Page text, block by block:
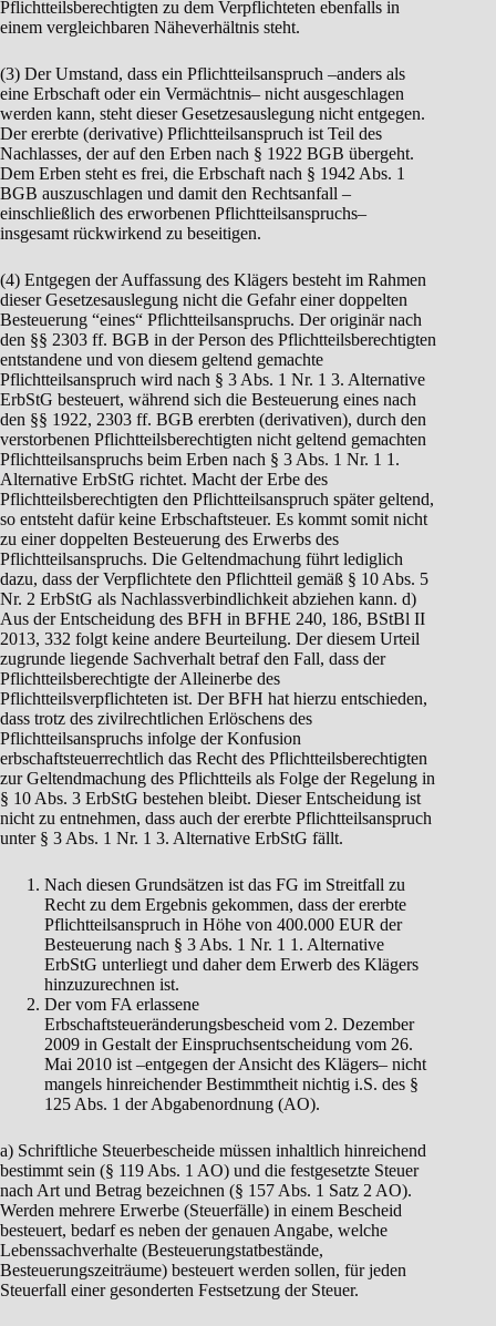
Pflichtteilsberechtigten zu dem Verpflichteten ebenfalls in
einem vergleichbaren Näheverhältnis steht.
(3) Der Umstand, dass ein Pflichtteilsanspruch –anders als
eine Erbschaft oder ein Vermächtnis– nicht ausgeschlagen
werden kann, steht dieser Gesetzesauslegung nicht entgegen.
Der ererbte (derivative) Pflichtteilsanspruch ist Teil des
Nachlasses, der auf den Erben nach § 1922 BGB übergeht.
Dem Erben steht es frei, die Erbschaft nach § 1942 Abs. 1
BGB auszuschlagen und damit den Rechtsanfall –
einschließlich des erworbenen Pflichtteilsanspruchs–
insgesamt rückwirkend zu beseitigen.
(4) Entgegen der Auffassung des Klägers besteht im Rahmen
dieser Gesetzesauslegung nicht die Gefahr einer doppelten
Besteuerung “eines“ Pflichtteilsanspruchs. Der originär nach
den §§ 2303 ff. BGB in der Person des Pflichtteilsberechtigten
entstandene und von diesem geltend gemachte
Pflichtteilsanspruch wird nach § 3 Abs. 1 Nr. 1 3. Alternative
ErbStG besteuert, während sich die Besteuerung eines nach
den §§ 1922, 2303 ff. BGB ererbten (derivativen), durch den
verstorbenen Pflichtteilsberechtigten nicht geltend gemachten
Pflichtteilsanspruchs beim Erben nach § 3 Abs. 1 Nr. 1 1.
Alternative ErbStG richtet. Macht der Erbe des
Pflichtteilsberechtigten den Pflichtteilsanspruch später geltend,
so entsteht dafür keine Erbschaftsteuer. Es kommt somit nicht
zu einer doppelten Besteuerung des Erwerbs des
Pflichtteilsanspruchs. Die Geltendmachung führt lediglich
dazu, dass der Verpflichtete den Pflichtteil gemäß § 10 Abs. 5
Nr. 2 ErbStG als Nachlassverbindlichkeit abziehen kann. d)
Aus der Entscheidung des BFH in BFHE 240, 186, BStBl II
2013, 332 folgt keine andere Beurteilung. Der diesem Urteil
zugrunde liegende Sachverhalt betraf den Fall, dass der
Pflichtteilsberechtigte der Alleinerbe des
Pflichtteilsverpflichteten ist. Der BFH hat hierzu entschieden,
dass trotz des zivilrechtlichen Erlöschens des
Pflichtteilsanspruchs infolge der Konfusion
erbschaftsteuerrechtlich das Recht des Pflichtteilsberechtigten
zur Geltendmachung des Pflichtteils als Folge der Regelung in
§ 10 Abs. 3 ErbStG bestehen bleibt. Dieser Entscheidung ist
nicht zu entnehmen, dass auch der ererbte Pflichtteilsanspruch
unter § 3 Abs. 1 Nr. 1 3. Alternative ErbStG fällt.
Nach diesen Grundsätzen ist das FG im Streitfall zu
Recht zu dem Ergebnis gekommen, dass der ererbte
Pflichtteilsanspruch in Höhe von 400.000 EUR der
Besteuerung nach § 3 Abs. 1 Nr. 1 1. Alternative
ErbStG unterliegt und daher dem Erwerb des Klägers
hinzuzurechnen ist.
Der vom FA erlassene
Erbschaftsteueränderungsbescheid vom 2. Dezember
2009 in Gestalt der Einspruchsentscheidung vom 26.
Mai 2010 ist –entgegen der Ansicht des Klägers– nicht
mangels hinreichender Bestimmtheit nichtig i.S. des §
125 Abs. 1 der Abgabenordnung (AO).
a) Schriftliche Steuerbescheide müssen inhaltlich hinreichend
bestimmt sein (§ 119 Abs. 1 AO) und die festgesetzte Steuer
nach Art und Betrag bezeichnen (§ 157 Abs. 1 Satz 2 AO).
Werden mehrere Erwerbe (Steuerfälle) in einem Bescheid
besteuert, bedarf es neben der genauen Angabe, welche
Lebenssachverhalte (Besteuerungstatbestände,
Besteuerungszeiträume) besteuert werden sollen, für jeden
Steuerfall einer gesonderten Festsetzung der Steuer.